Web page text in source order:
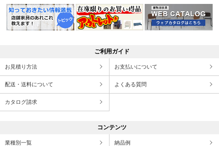
ご利用ガイド
お見積り方法 お支払いについて
配送・送料について よくある質問
カタログ請求
コンテンツ
業種別一覧 納品例